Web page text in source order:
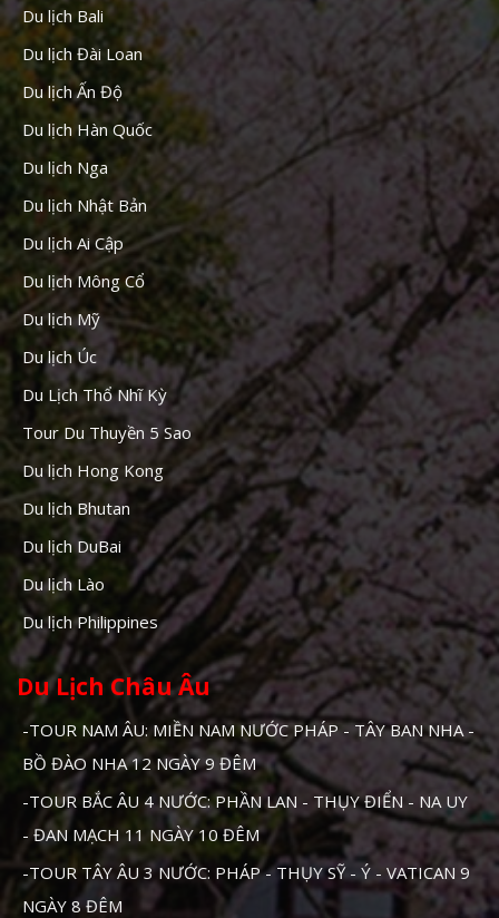
Du lịch Bali
Du lịch Đài Loan
Du lịch Ấn Độ
Du lịch Hàn Quốc
Du lịch Nga
Du lịch Nhật Bản
Du lịch Ai Cập
Du lịch Mông Cổ
Du lịch Mỹ
Du lịch Úc
Du Lịch Thổ Nhĩ Kỳ
Tour Du Thuyền 5 Sao
Du lịch Hong Kong
Du lịch Bhutan
Du lịch DuBai
Du lịch Lào
Du lịch Philippines
Du Lịch Châu Âu
-TOUR NAM ÂU: MIỀN NAM NƯỚC PHÁP - TÂY BAN NHA -
BỒ ĐÀO NHA 12 NGÀY 9 ĐÊM
-TOUR BẮC ÂU 4 NƯỚC: PHẦN LAN - THỤY ĐIỂN - NA UY
- ĐAN MẠCH 11 NGÀY 10 ĐÊM
-TOUR TÂY ÂU 3 NƯỚC: PHÁP - THỤY SỸ - Ý - VATICAN 9
NGÀY 8 ĐÊM